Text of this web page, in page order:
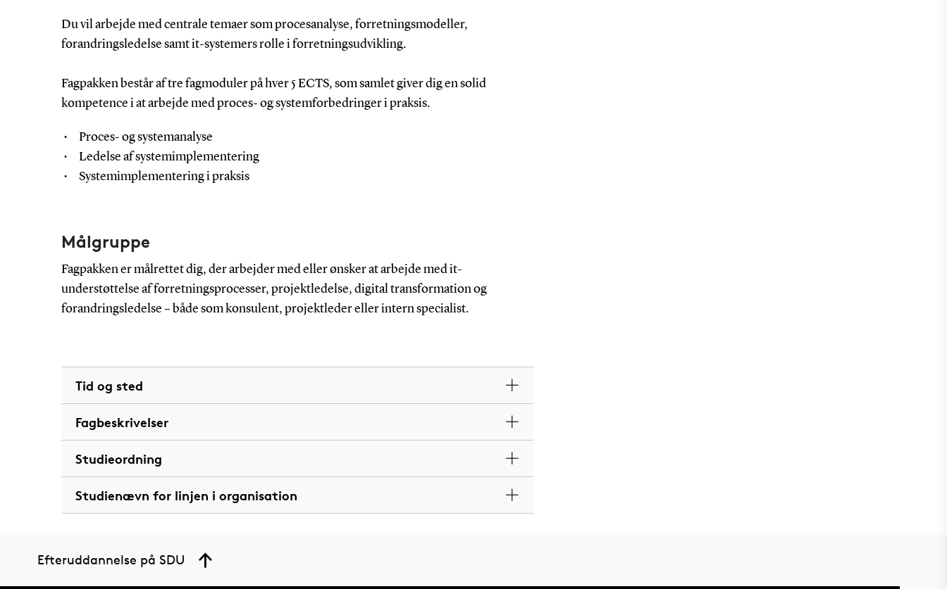
Du vil arbejde med centrale temaer som procesanalyse, forretningsmodeller,
forandringsledelse samt it-systemers rolle i forretningsudvikling.
Fagpakken består af tre fagmoduler på hver 5 ECTS, som samlet giver dig en solid
kompetence i at arbejde med proces- og systemforbedringer i praksis.
Proces- og systemanalyse
Ledelse af systemimplementering
Systemimplementering i praksis
Målgruppe
Fagpakken er målrettet dig, der arbejder med eller ønsker at arbejde med it-
understøttelse af forretningsprocesser, projektledelse, digital transformation og
forandringsledelse – både som konsulent, projektleder eller intern specialist.
Tid og sted
Fagbeskrivelser
Studieordning
Studienævn for linjen i organisation
Efteruddannelse på SDU